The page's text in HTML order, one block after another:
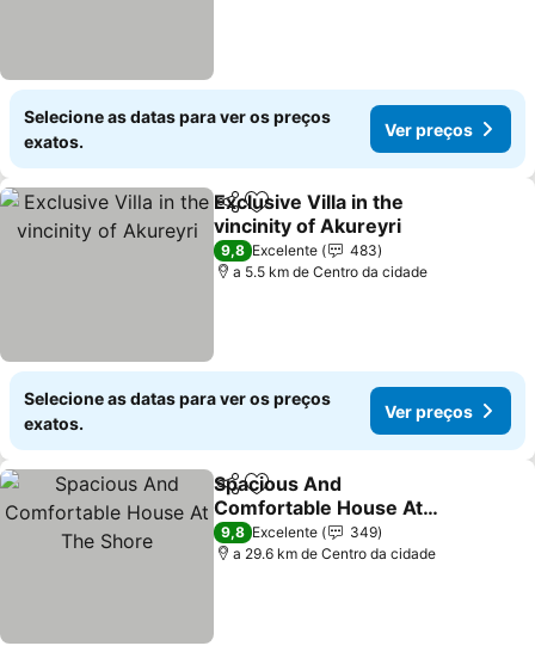
Selecione as datas para ver os preços
exatos.
Ver preços
PartilharAdicionar aos favoritos
Exclusive Villa in the
vincinity of Akureyri
Ver preços
9,8 Excelente
483
a 5.5 km de Centro da cidade
Selecione as datas para ver os preços
exatos.
Ver preços
PartilharAdicionar aos favoritos
Spacious And
Comfortable House At
The Shore
Ver preços
9,8 Excelente
349
a 29.6 km de Centro da cidade